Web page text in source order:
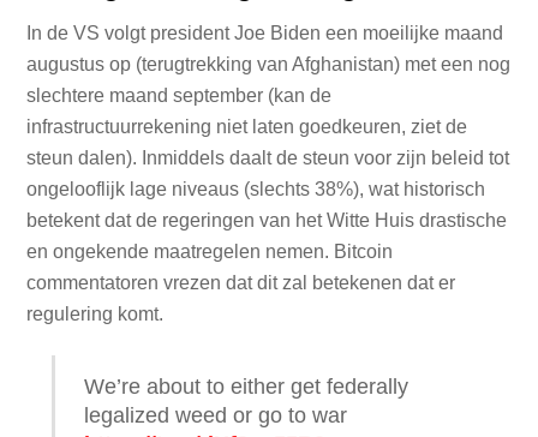
In de VS volgt president Joe Biden een moeilijke maand
augustus op (terugtrekking van Afghanistan) met een nog
slechtere maand september (kan de
infrastructuurrekening niet laten goedkeuren, ziet de
steun dalen). Inmiddels daalt de steun voor zijn beleid tot
ongelooflijk lage niveaus (slechts 38%), wat historisch
betekent dat de regeringen van het Witte Huis drastische
en ongekende maatregelen nemen. Bitcoin
commentatoren vrezen dat dit zal betekenen dat er
regulering komt.
We’re about to either get federally
legalized weed or go to war